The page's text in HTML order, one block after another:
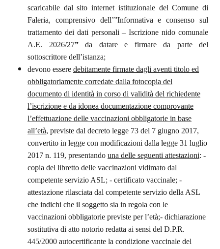
scaricabile dal sito internet istituzionale del Comune di
Faleria, comprensivo dell’”Informativa e consenso sul
trattamento dei dati personali – Iscrizione nido comunale
A.E. 2026/27” da datare e firmare da parte del
sottoscrittore dell’istanza;
devono essere debitamente firmate dagli aventi titolo ed
obbligatoriamente corredate dalla fotocopia del
documento di identità in corso di validità del richiedente
l’iscrizione e da idonea documentazione comprovante
l’effettuazione delle vaccinazioni obbligatorie in base
all’età, previste dal decreto legge 73 del 7 giugno 2017,
convertito in legge con modificazioni dalla legge 31 luglio
2017 n. 119, presentando una delle seguenti attestazioni: -
copia del libretto delle vaccinazioni vidimato dal
competente servizio ASL; - certificato vaccinale; -
attestazione rilasciata dal competente servizio della ASL
che indichi che il soggetto sia in regola con le
vaccinazioni obbligatorie previste per l’età;- dichiarazione
sostitutiva di atto notorio redatta ai sensi del D.P.R.
445/2000 autocertificante la condizione vaccinale del